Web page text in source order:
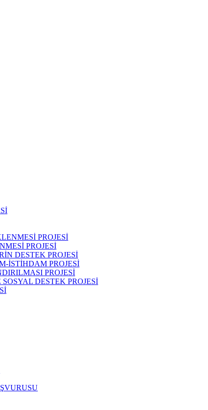
PROJESİ
PROJESİ
DESTEK PROJESİ
İSTİHDAM PROJESİ
PROJESİ
DESTEK PROJESİ